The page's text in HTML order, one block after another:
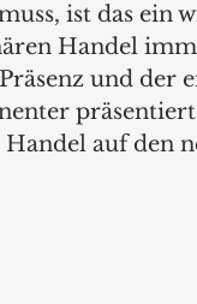
ist das ein
Handel
und der
auf den